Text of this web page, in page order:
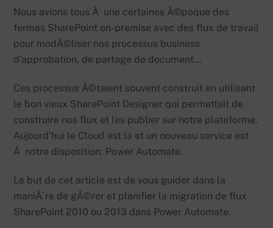
Nous avions tous Ã une certaines Ã©poque des
fermes SharePoint on-premise avec des flux de travail
pour modÃ©liser nos processus business
d’approbation, de partage de document…
Ces processus Ã©taient souvent construit en utilisant
le bon vieux SharePoint Designer qui permettait de
construire nos flux et les publier sur notre plateforme.
Aujourd’hui le Cloud est la et un nouveau service est
Ã notre disposition: Power Automate.
Le but de cet article est de vous guider dans la
maniÃ¨re de gÃ©rer et planifier la migration de flux
SharePoint 2010 ou 2013 dans Power Automate.